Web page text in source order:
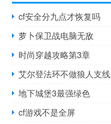
cf安全分九点才恢复吗
萝卜保卫战电脑无敌
时尚穿越攻略第3章
艾尔登法环不做狼人支线
地下城堡3最强绿色
cf游戏不是全屏